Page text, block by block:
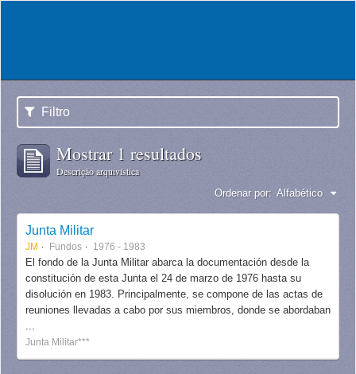
Filtro
Mostrar 1 resultados
Descrição arquivística
Ordenar por: Alfabético
Junta Militar
JM Fundos 1976 - 1983
El fondo de la Junta Militar abarca la documentación desde la
constitución de esta Junta el 24 de marzo de 1976 hasta su
disolución en 1983. Principalmente, se compone de las actas de
reuniones llevadas a cabo por sus miembros, donde se abordaban
...
Junta Militar***